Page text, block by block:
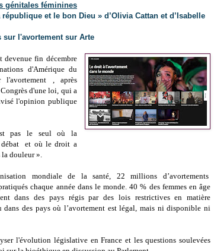
génitales féminines
et le bon Dieu » d’Olivia Cattan et d’Isabelle
sur l'avortement sur Arte
devenue fin décembre
d'Amérique du
l'avortement , après
d'une loi, qui a
l'opinion publique
pas le seul où la
et où le droit a
la douleur ».
mondiale de la santé, 22 millions d’avortements
chaque année dans le monde. 40 % des femmes en âge
dans des pays régis par des lois restrictives en matière
dans des pays où l’avortement est légal, mais ni disponible ni
l'évolution législative en France et les questions soulevées